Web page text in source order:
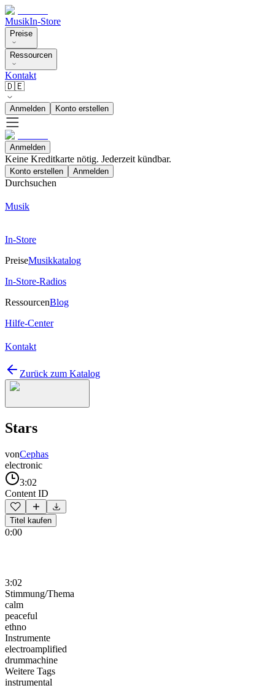
MusikIn-Store
Preise
Ressourcen
Kontakt
🇩🇪
Anmelden Konto erstellen
Anmelden
Keine Kreditkarte nötig. Jederzeit kündbar.
Konto erstellen Anmelden
Durchsuchen
Musik
In-Store
PreiseMusikkatalog
In-Store-Radios
RessourcenBlog
Hilfe-Center
Kontakt
Zurück zum Katalog
Stars
vonCephas
electronic
3:02
Content ID
Titel kaufen
0:00
3:02
Stimmung/Thema
calm
peaceful
ethno
Instrumente
electroamplified
drummachine
Weitere Tags
instrumental